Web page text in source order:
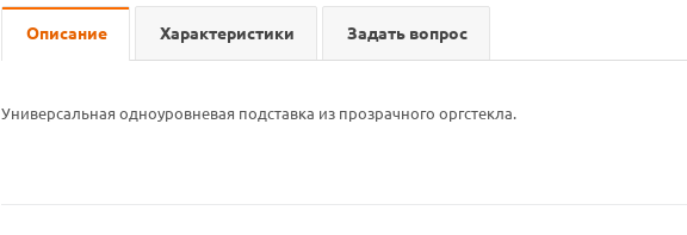
Описание Характеристики Задать вопрос
Универсальная одноуровневая подставка из прозрачного оргстекла.